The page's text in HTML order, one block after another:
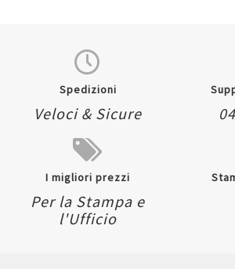
Spedizioni
Veloci & Sicure
I migliori prezzi
Per la Stampa e
l'Ufficio